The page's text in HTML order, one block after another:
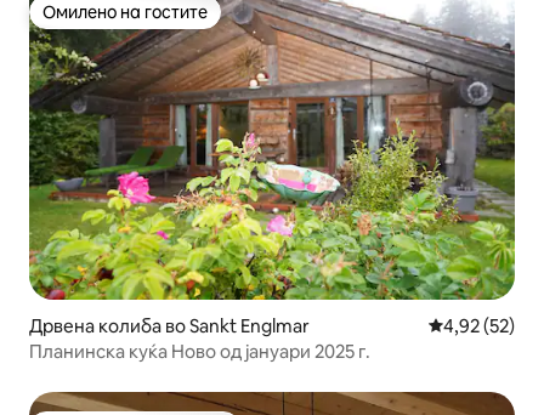
Омилено на гостите
Омилено на гостите
Дрвена колиба во Sankt Englmar Просечна
4,92 (52)
Планинска куќа Ново од јануари 2025 г.